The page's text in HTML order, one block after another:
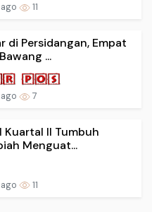
11
di Persidangan, Empat
...
7
Kuartal II Tumbuh
Menguat...
11